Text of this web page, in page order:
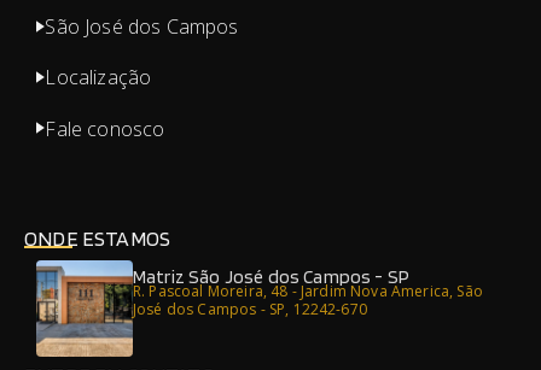
São José dos Campos
Localização
Fale conosco
ONDE ESTAMOS
Matriz São José dos Campos - SP
R. Pascoal Moreira, 48 - Jardim Nova America, São
José dos Campos - SP, 12242-670